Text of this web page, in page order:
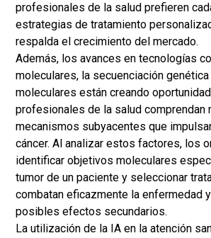
profesionales de la salud prefieren
estrategias de tratamiento
respalda el crecimiento del mercado.
Además, los avances en tecnologías
moleculares, la secuenciación
moleculares están creando
profesionales de la salud comprendan
mecanismos subyacentes que
cáncer. Al analizar estos factores, los
identificar objetivos moleculares
tumor de un paciente y seleccionar
combatan eficazmente la enfermedad
posibles efectos secundarios.
La utilización de la IA en la atención